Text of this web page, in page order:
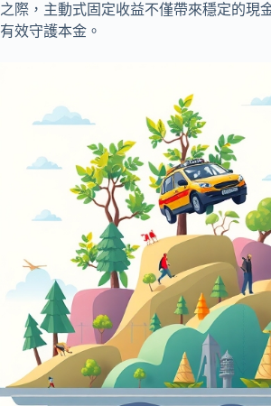
之際，主動式固定收益不僅帶來穩定的現
有效守護本金。